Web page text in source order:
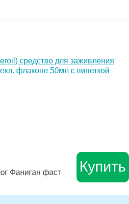
средство для заживления
флаконе 50мл с пипеткой
Фаниган фаст
Купить